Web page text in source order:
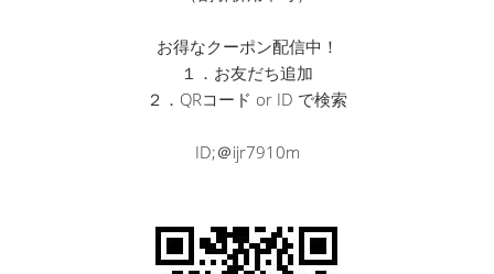
お得なクーポン配信中！
１．お友だち追加
２．QRコード or ID で検索
ID;＠ijr7910m